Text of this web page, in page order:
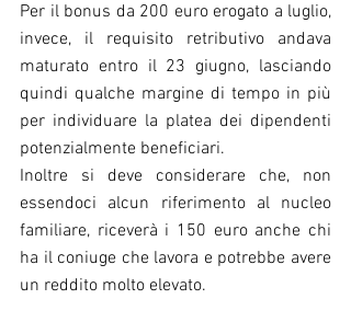
Per il bonus da 200 euro erogato a luglio,
invece, il requisito retributivo andava
maturato entro il 23 giugno, lasciando
quindi qualche margine di tempo in più
per individuare la platea dei dipendenti
potenzialmente beneficiari.
Inoltre si deve considerare che, non
essendoci alcun riferimento al nucleo
familiare, riceverà i 150 euro anche chi
ha il coniuge che lavora e potrebbe avere
un reddito molto elevato.